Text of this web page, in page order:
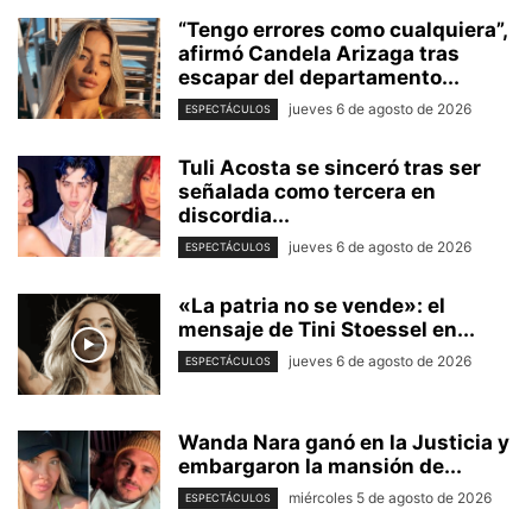
“Tengo errores como cualquiera”,
afirmó Candela Arizaga tras
escapar del departamento...
ESPECTÁCULOS jueves 6 de agosto de 2026
Tuli Acosta se sinceró tras ser
señalada como tercera en
discordia...
ESPECTÁCULOS jueves 6 de agosto de 2026
«La patria no se vende»: el
mensaje de Tini Stoessel en...
ESPECTÁCULOS jueves 6 de agosto de 2026
Wanda Nara ganó en la Justicia y
embargaron la mansión de...
ESPECTÁCULOS miércoles 5 de agosto de 2026